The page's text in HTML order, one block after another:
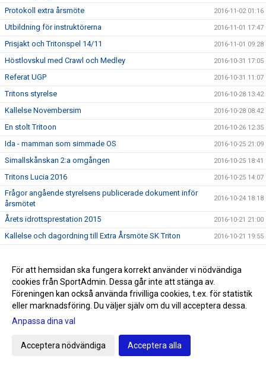
Protokoll extra årsmöte 2016-11-02 01:16
Utbildning för instruktörerna 2016-11-01 17:47
Prisjakt och Tritonspel 14/11 2016-11-01 09:28
Höstlovskul med Crawl och Medley 2016-10-31 17:05
Referat UGP 2016-10-31 11:07
Tritons styrelse 2016-10-28 13:42
Kallelse Novembersim 2016-10-28 08:42
En stolt Tritoon 2016-10-26 12:35
Ida - mamman som simmade OS 2016-10-25 21:09
Simallskånskan 2:a omgången 2016-10-25 18:41
Tritons Lucia 2016 2016-10-25 14:07
Frågor angående styrelsens publicerade dokument inför
årsmötet
2016-10-24 18:18
Årets idrottsprestation 2015 2016-10-21 21:00
Kallelse och dagordning till Extra Årsmöte SK Triton 2016-10-21 19:55
UGP 4 22-23 oktober - Passtider uppdaterade 2016-10-20 09:16
Styrelsen informerar 2016-10-19 20:13
Distriktsmästerskap för Skåne och Blekinge 2016-10-18 09:32
UGP 22-23 oktober
Tränarnas uttalande inför extra årsmöte
För att hemsidan ska fungera korrekt använder vi nödvändiga
cookies från SportAdmin. Dessa går inte att stänga av.
Föreningen kan också använda frivilliga cookies, t.ex. för statistik
eller marknadsföring. Du väljer själv om du vill acceptera dessa.
Anpassa dina val
Acceptera nödvändiga Acceptera alla